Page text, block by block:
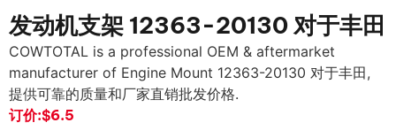
发动机支架 12363-20130 对于丰田
COWTOTAL is a professional OEM & aftermarket
manufacturer of Engine Mount 12363-20130 对于丰田,
提供可靠的质量和厂家直销批发价格.
订价:$6.5